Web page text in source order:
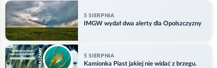
5 SIERPNIA
IMGW wydał dwa alerty dla Opolszczyzny
5 SIERPNIA
Kamionka Piast jakiej nie widać z brzegu.